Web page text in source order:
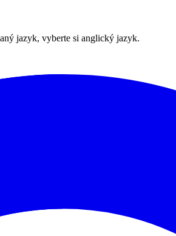
jazyk, vyberte si anglický jazyk.